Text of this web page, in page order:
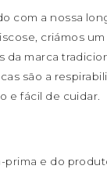
com a nossa
criámos
da marca
são a
e fácil de cuidar.
prima e do